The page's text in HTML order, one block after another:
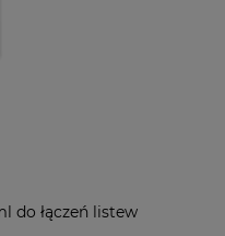
do łączeń listew